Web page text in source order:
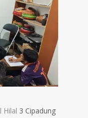
Hilal 3 Cipadung